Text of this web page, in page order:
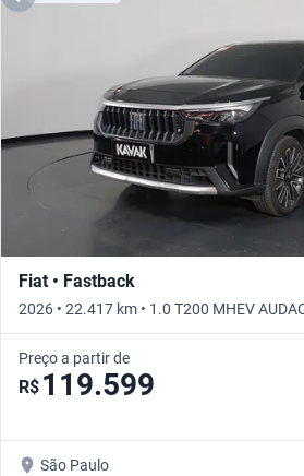
Fiat • Fastback
2026 • 22.417 km • 1.0 T200 MHEV
Preço a partir de
R$ 119.599
São Paulo